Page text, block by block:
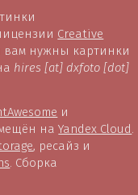
Creative
вам нужны картинки
hires [at] dxfoto [dot]
и
наYandex Cloud.
, ресайз и
. Сборка